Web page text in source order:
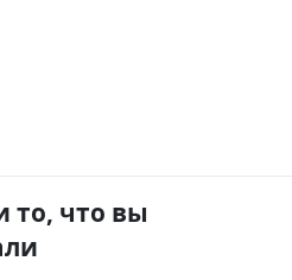
что вы